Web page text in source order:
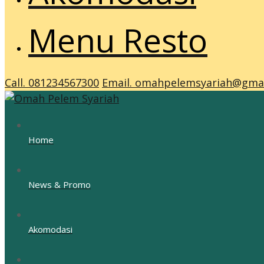
Menu Resto
Call. 081234567300 Email.
Home
News & Promo
Akomodasi